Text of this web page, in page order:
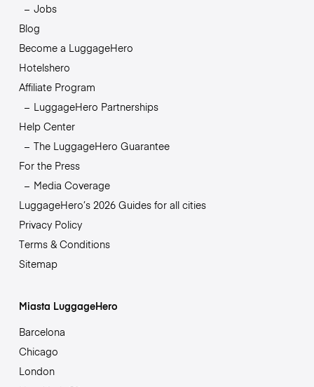
Jobs
Blog
Become a LuggageHero
Hotelshero
Affiliate Program
LuggageHero Partnerships
Help Center
The LuggageHero Guarantee
For the Press
Media Coverage
LuggageHero’s 2026 Guides for all cities
Privacy Policy
Terms & Conditions
Sitemap
Miasta LuggageHero
Barcelona
Chicago
London